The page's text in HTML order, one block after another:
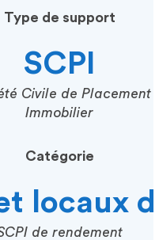
Type de support
SCPI
Civile de Placement
Immobilier
Catégorie
locaux
de rendement